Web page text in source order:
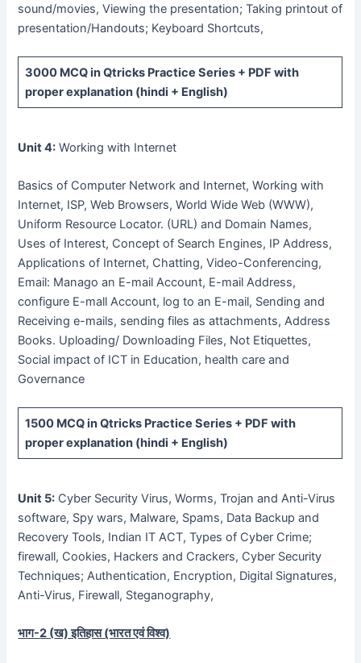
sound/movies, Viewing the presentation; Taking printout of
presentation/Handouts; Keyboard Shortcuts,
3000 MCQin Qtricks Practice Series + PDF with
proper explanation (hindi + English)
Unit 4: Working with Internet
Basics of Computer Network and Internet, Working with
Internet, ISP, Web Browsers, World Wide Web (WWW),
Uniform Resource Locator. (URL) and Domain Names,
Uses of Interest, Concept of Search Engines, IP Address,
Applications of Internet, Chatting, Video-Conferencing,
Email: Manago an E-mail Account, E-mail Address,
configure E-mall Account, log to an E-mail, Sending and
Receiving e-mails, sending files as attachments, Address
Books. Uploading/ Downloading Files, Not Etiquettes,
Social impact of ICT in Education, health care and
Governance
1500 MCQin Qtricks Practice Series + PDF with
proper explanation (hindi + English)
Unit 5: Cyber Security Virus, Worms, Trojan and Anti-Virus
software, Spy wars, Malware, Spams, Data Backup and
Recovery Tools, Indian IT ACT, Types of Cyber Crime;
firewall, Cookies, Hackers and Crackers, Cyber Security
Techniques; Authentication, Encryption, Digital Signatures,
Anti-Virus, Firewall, Steganography,
भाग-2 (ख) इतिहास (भारत एवं विश्व)